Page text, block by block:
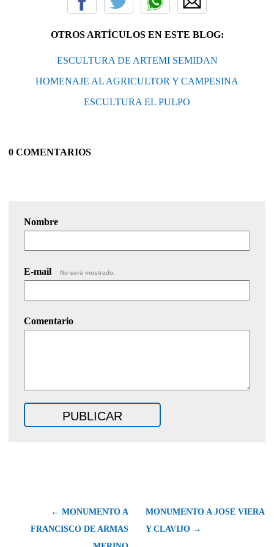
OTROS ARTÍCULOS EN ESTE BLOG:
ESCULTURA DE ARTEMI SEMIDAN
HOMENAJE AL AGRICULTOR Y CAMPESINA
ESCULTURA EL PULPO
0 COMENTARIOS
Nombre
E-mail No será mostrado.
Comentario
← MONUMENTO A
FRANCISCO DE ARMAS
MONUMENTO A JOSE VIERA
Y CLAVIJO →